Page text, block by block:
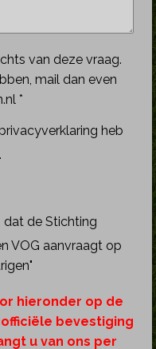
van deze vraag.
mail dan even
*
heb
dat de Stichting
VOG aanvraagt op
hieronder op de
bevestiging
u van ons per